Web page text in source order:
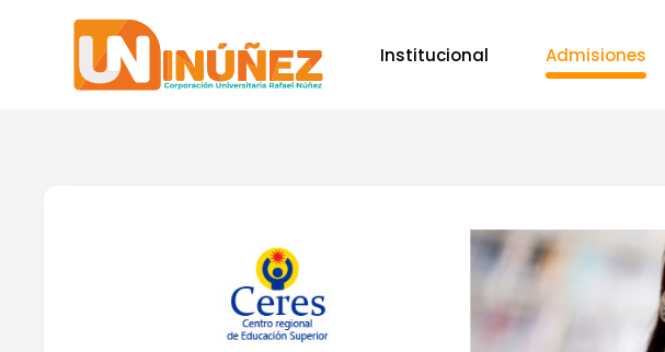
Skip to main content Institucional Admisiones